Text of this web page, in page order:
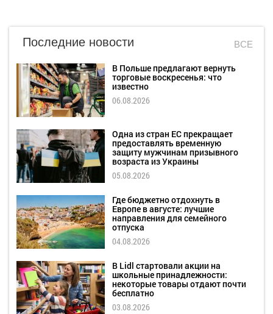
Последние новости ВСЕ
В Польше предлагают вернуть
торговые воскресенья: что
известно
06.08.2026
Одна из стран ЕС прекращает
предоставлять временную
защиту мужчинам призывного
возраста из Украины
05.08.2026
Где бюджетно отдохнуть в
Европе в августе: лучшие
направления для семейного
отпуска
04.08.2026
В Lidl стартовали акции на
школьные принадлежности:
некоторые товары отдают почти
бесплатно
03.08.2026